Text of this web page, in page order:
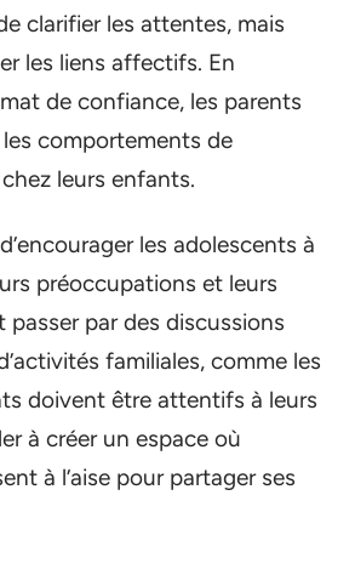
clarifier les attentes, mais
les liens affectifs. En
de confiance, les parents
comportements de
leurs enfants.
les adolescents à
préoccupations et leurs
passer par des discussions
familiales, comme les
doivent être attentifs à leurs
à créer un espace où
à l’aise pour partager ses